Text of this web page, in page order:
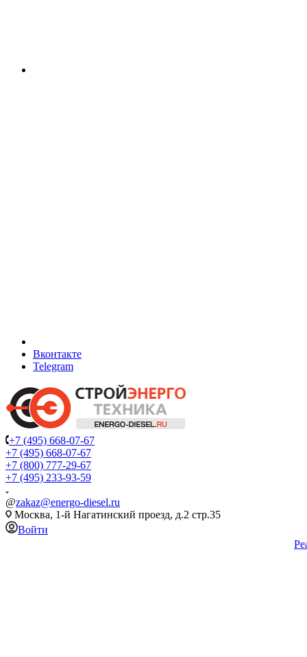
Вконтакте
Telegram
+7 (495) 668-07-67
+7 (495) 668-07-67
+7 (800) 777-29-67
+7 (495) 233-93-59
@zakaz@energo-diesel.ru
Москва, 1-й Нагатинский проезд, д.2 стр.35
Войти